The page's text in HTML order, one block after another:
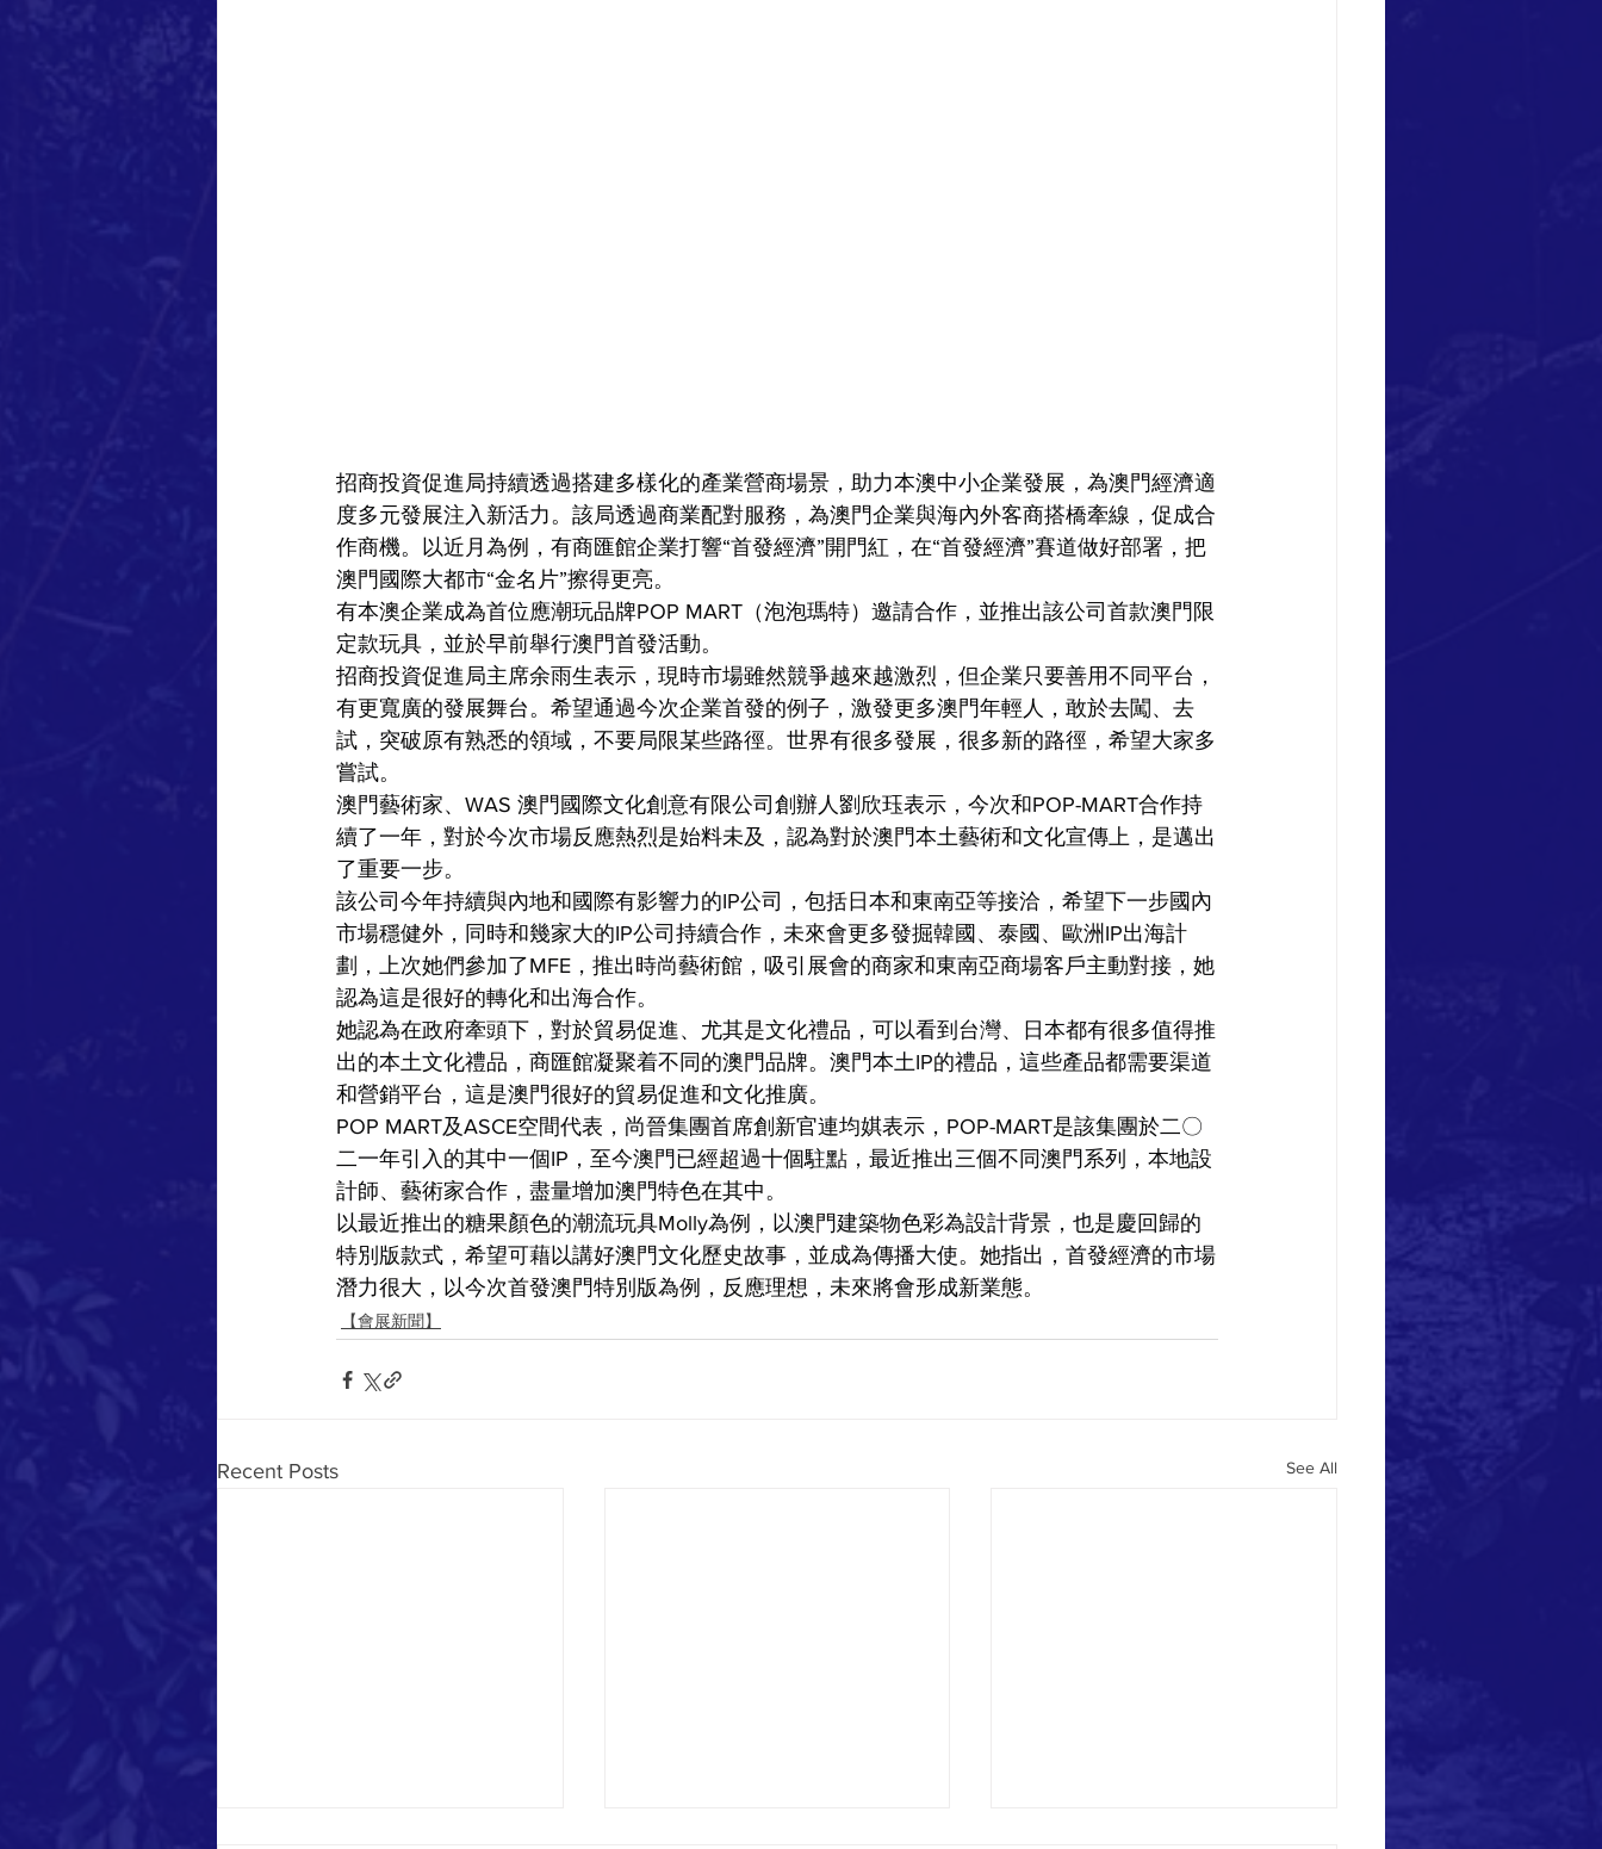
招商投資促進局持續透過搭建多樣化的產業營商場景，助力本澳中小企業發展，為澳門經濟適
度多元發展注入新活力。該局透過商業配對服務，為澳門企業與海內外客商搭橋牽線，促成合
作商機。以近月為例，有商匯館企業打響“首發經濟”開門紅，在“首發經濟”賽道做好部署，把
澳門國際大都市“金名片”擦得更亮。
有本澳企業成為首位應潮玩品牌POP MART（泡泡瑪特）邀請合作，並推出該公司首款澳門限
定款玩具，並於早前舉行澳門首發活動。
招商投資促進局主席余雨生表示，現時市場雖然競爭越來越激烈，但企業只要善用不同平台，
有更寬廣的發展舞台。希望通過今次企業首發的例子，激發更多澳門年輕人，敢於去闖、去
試，突破原有熟悉的領域，不要局限某些路徑。世界有很多發展，很多新的路徑，希望大家多
嘗試。
澳門藝術家、WAS 澳門國際文化創意有限公司創辦人劉欣珏表示，今次和POP-MART合作持
續了一年，對於今次市場反應熱烈是始料未及，認為對於澳門本土藝術和文化宣傳上，是邁出
了重要一步。
該公司今年持續與內地和國際有影響力的IP公司，包括日本和東南亞等接洽，希望下一步國內
市場穩健外，同時和幾家大的IP公司持續合作，未來會更多發掘韓國、泰國、歐洲IP出海計
劃，上次她們參加了MFE，推出時尚藝術館，吸引展會的商家和東南亞商場客戶主動對接，她
認為這是很好的轉化和出海合作。
她認為在政府牽頭下，對於貿易促進、尤其是文化禮品，可以看到台灣、日本都有很多值得推
出的本土文化禮品，商匯館凝聚着不同的澳門品牌。澳門本土IP的禮品，這些產品都需要渠道
和營銷平台，這是澳門很好的貿易促進和文化推廣。
POP MART及ASCE空間代表，尚晉集團首席創新官連均娸表示，POP-MART是該集團於二〇
二一年引入的其中一個IP，至今澳門已經超過十個駐點，最近推出三個不同澳門系列，本地設
計師、藝術家合作，盡量增加澳門特色在其中。
以最近推出的糖果顏色的潮流玩具Molly為例，以澳門建築物色彩為設計背景，也是慶回歸的
特別版款式，希望可藉以講好澳門文化歷史故事，並成為傳播大使。她指出，首發經濟的市場
潛力很大，以今次首發澳門特別版為例，反應理想，未來將會形成新業態。
【會展新聞】
Recent Posts See All